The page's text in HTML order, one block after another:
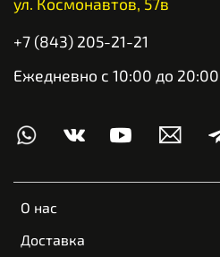
О нас
Доставка
+7 (843) 205-21-21
Ежедневно с 10:00 до 20:00